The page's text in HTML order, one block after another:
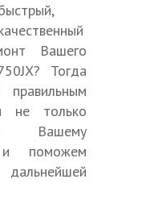
Вашего
Тогда
не только
Вашему
и поможем